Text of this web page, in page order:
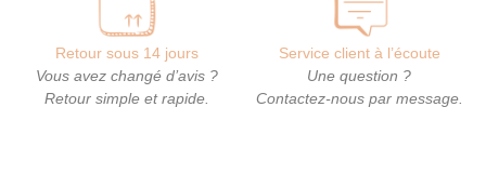
Retour sous 14 jours
Vous avez changé d’avis ?
Retour simple et rapide.
Service client à l’écoute
Une question ?
Contactez-nous par message.